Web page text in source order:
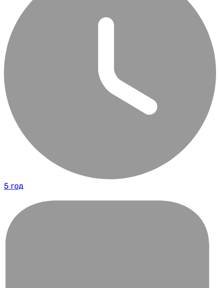
5 год